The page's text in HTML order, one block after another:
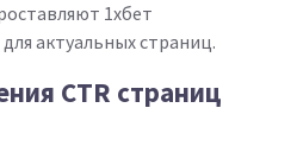
1хбет
актуальных страниц.
CTR страниц